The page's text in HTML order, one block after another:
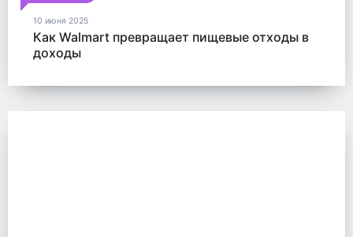
10 июня 2025
Как Walmart превращает пищевые отходы в
доходы